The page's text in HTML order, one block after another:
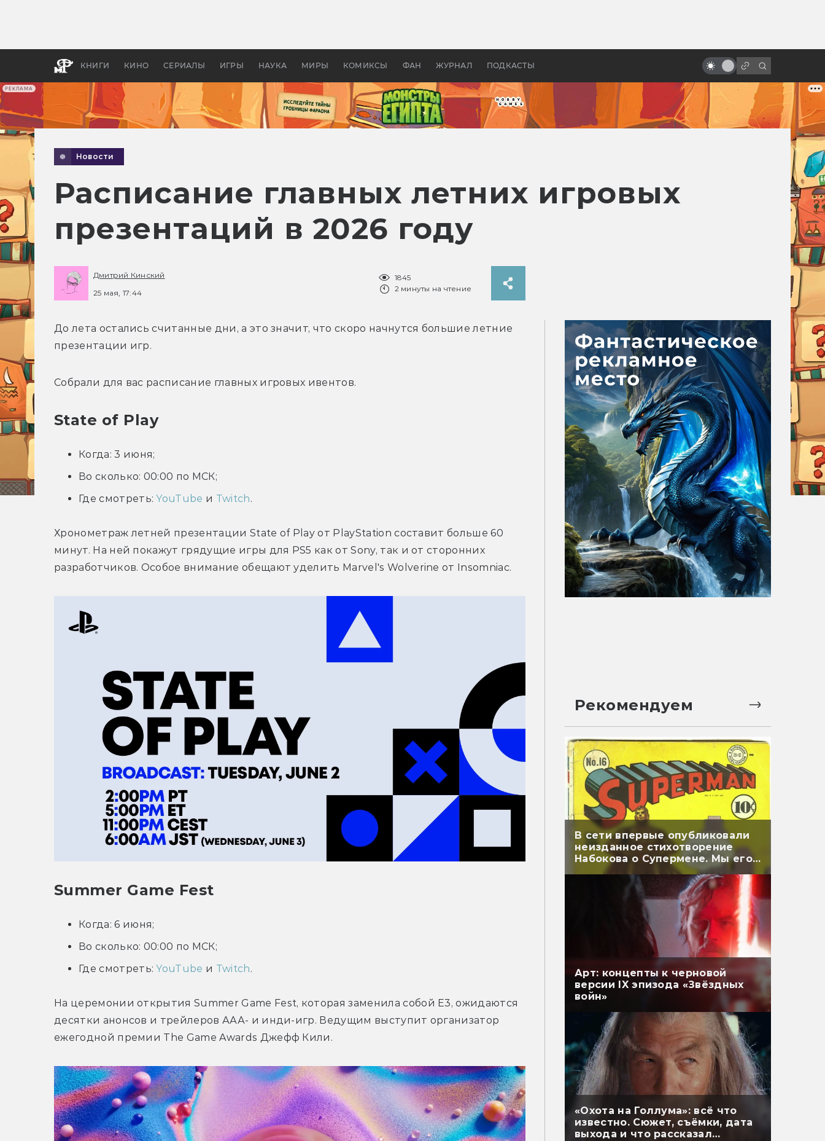
РЕКЛАМА
КНИГИ КИНО СЕРИАЛЫ ИГРЫ НАУКА МИРЫ КОМИКСЫ ФАН ЖУРНАЛ ПОДКАСТЫ
апокалипсис, в России —
бы «Властелина колец»
Миядзаки!)
Новости
Расписание главных летних игровых
презентаций в 2026 году
Дмитрий Кинский
25 мая, 17:44
1845
2 минуты на чтение
До лета остались считанные дни, а это значит, что скоро начнутся большие летние
презентации игр.
Собрали для вас расписание главных игровых ивентов.
State of Play
Когда: 3 июня;
Во сколько: 00:00 по МСК;
Где смотреть:YouTube и Twitch.
Хронометраж летней презентации State of Play от PlayStation составит больше 60
минут. На ней покажут грядущие игры для PS5 как от Sony, так и от сторонних
разработчиков. Особое внимание обещают уделить Marvel's Wolverine от Insomniac.
Summer Game Fest
Когда: 6 июня;
Во сколько: 00:00 по МСК;
Где смотреть:YouTube и Twitch.
На церемонии открытия Summer Game Fest, которая заменила собой E3, ожидаются
десятки анонсов и трейлеров ААА- и инди-игр. Ведущим выступит организатор
ежегодной премии The Game Awards Джефф Кили.
Рекомендуем
В сети впервые опубликовали
неизданное стихотворение
Набокова о Супермене. Мы его
перевели
Арт: концепты к черновой
версии IX эпизода «Звёздных
войн»
«Охота на Голлума»: всё что
известно. Сюжет, съёмки, дата
выхода и что рассказал